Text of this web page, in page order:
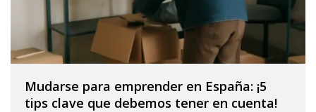
Mudarse para emprender en España: ¡5
tips clave que debemos tener en cuenta!